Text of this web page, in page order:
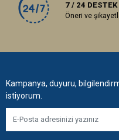
7 / 24 DESTEK
Öneri ve
Kampanya, duyuru,
istiyorum.